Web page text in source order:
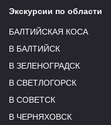
Экскурсии по области
БАЛТИЙСКАЯ КОСА
В БАЛТИЙСК
В ЗЕЛЕНОГРАДСК
В СВЕТЛОГОРСК
В СОВЕТСК
В ЧЕРНЯХОВСК